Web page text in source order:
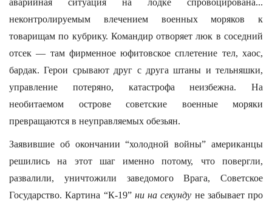
аварийная ситуация на лодке спровоцирована...
неконтролируемым влечением военных моряков к
товарищам по кубрику. Командир отворяет люк в соседний
отсек — там фирменное юфитовское сплетение тел, хаос,
бардак. Герои срывают друг с друга штаны и тельняшки,
управление потеряно, катастрофа неизбежна. На
необитаемом острове советские военные моряки
превращаются в неуправляемых обезьян.
Заявившие об окончании “холодной войны” американцы
решились на этот шаг именно потому, что повергли,
развалили, уничтожили заведомого Врага, Советское
Государство. Картина “К-19” ни на секунду не забывает про